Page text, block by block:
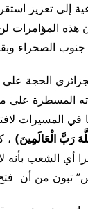
إلى
هذه المؤامرات
جنوب الصحراء
الحجة
المسطرة على
في المسيرات
رَبَّ الْعَالَمِينَ) ،
أي الشعب بأنه
تبون من أن